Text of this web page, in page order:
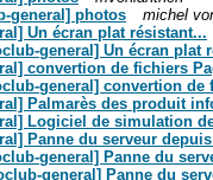
general] photos
michel
Un écran plat résistant...
general] Un écran plat
convertion de fichiers
general] convertion de
Palmarès des produit
Logiciel de simulation
Panne du serveur
general] Panne du
general] Panne du